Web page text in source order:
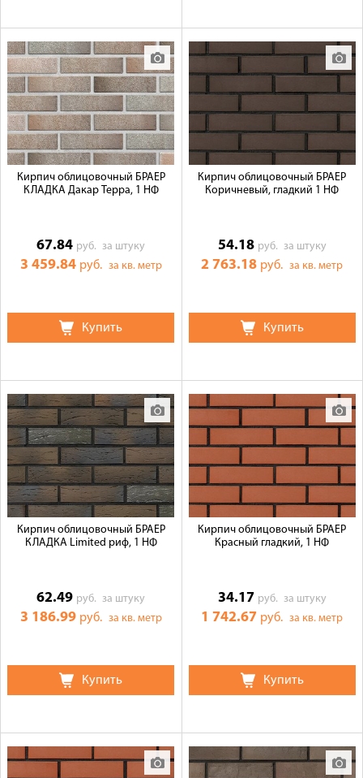
Кирпич облицовочный БРАЕР
КЛАДКА Дакар Терра, 1 НФ
67.84 руб.за штуку
3 459.84 руб. за кв. метр
Купить
Кирпич облицовочный БРАЕР
Коричневый, гладкий 1 НФ
54.18 руб. за штуку
2 763.18 руб.за кв. метр
Купить
Кирпич облицовочный БРАЕР
КЛАДКА Limited риф, 1 НФ
62.49 руб.за штуку
3 186.99 руб. за кв. метр
Купить
Кирпич облицовочный БРАЕР
Красный гладкий, 1 НФ
34.17 руб. за штуку
1 742.67 руб.за кв. метр
Купить